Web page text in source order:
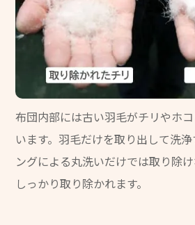
布団内部には古い羽毛がチリやホ
います。羽毛だけを取り出して洗
ングによる丸洗いだけでは取り除
しっかり取り除かれます。